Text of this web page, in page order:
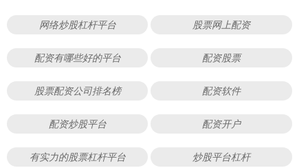
网络炒股杠杆平台 股票网上配资
配资有哪些好的平台 配资股票
股票配资公司排名榜 配资软件
配资炒股平台 配资开户
有实力的股票杠杆平台 炒股平台杠杆